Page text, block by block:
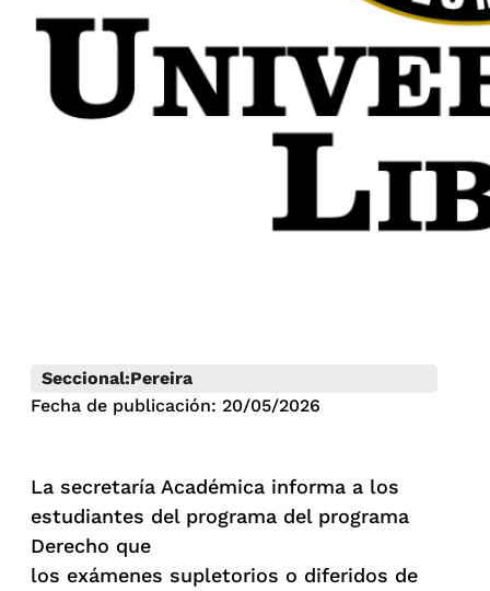
Seccional:Pereira
Fecha de publicación: 20/05/2026
La secretaría Académica informa a los
estudiantes del programa del programa
Derecho que
los exámenes supletorios o diferidos de